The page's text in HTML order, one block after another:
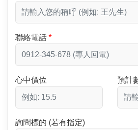
聯絡電話
心中價位
預計
詢問標的 (若有指定)